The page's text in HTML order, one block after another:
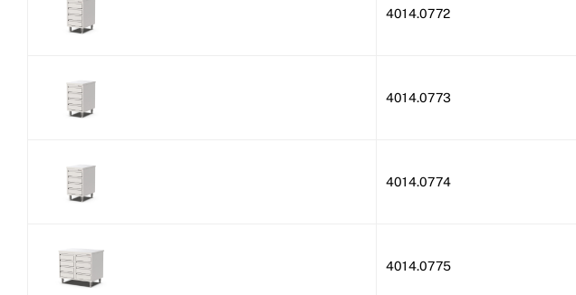
4014.0772
4014.0773
4014.0774
4014.0775